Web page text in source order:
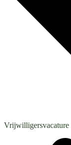
Vrijwilligersvacature